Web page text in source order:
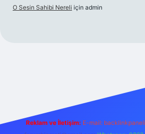
O Sesin Sahibi Nereli için admin
Reklam ve İletişim: E-mail: